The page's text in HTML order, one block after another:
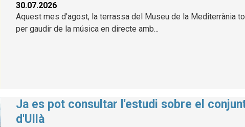
30.07.2026
Aquest mes d'agost, la terrassa del Museu de la Mediterrània
per gaudir de la música en directe amb...
Ja es pot consultar l'estudi sobre el
d'Ullà